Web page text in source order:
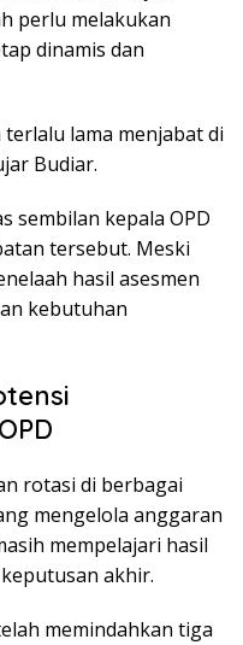
perlu melakukan
dinamis dan
lama menjabat di
Budiar.
sembilan kepala OPD
tersebut. Meski
hasil asesmen
kebutuhan
rotasi di berbagai
mengelola anggaran
mempelajari hasil
akhir.
memindahkan tiga